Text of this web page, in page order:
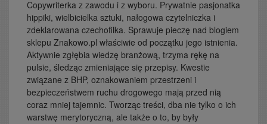
Copywriterka z zawodu i z wyboru. Prywatnie pasjonatka
hippiki, wielbicielka sztuki, nałogowa czytelniczka i
zdeklarowana czechofilka. Sprawuje pieczę nad blogiem
sklepu Znakowo.pl właściwie od początku jego istnienia.
Aktywnie zgłębia wiedzę branżową, trzyma rękę na
pulsie, śledząc zmieniające się przepisy. Kwestie
związane z BHP, oznakowaniem przestrzeni i
bezpieczeństwem ruchu drogowego mają przed nią
coraz mniej tajemnic. Tworząc treści, dba nie tylko o ich
warstwę merytoryczną, ale także o to, by były